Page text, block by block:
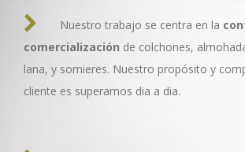
Nuestro trabajo se centra en la
comercialización de colchones,
lana, y somieres. Nuestro propósito y
cliente es superarnos dia a dia.